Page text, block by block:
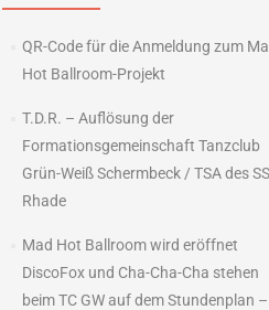
QR-Code für die Anmeldung zum
Hot Ballroom-Projekt
T.D.R. – Auflösung der
Formationsgemeinschaft Tanzclub
Grün-Weiß Schermbeck / TSA des
Rhade
Mad Hot Ballroom wird eröffnet
DiscoFox und Cha-Cha-Cha stehen
beim TC GW auf dem Stundenplan –